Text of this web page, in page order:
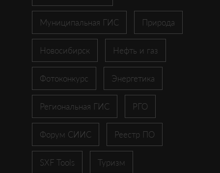
Муниципальная ГИС Природа
Новосибирск Нефть и газ
Фотоконкурс Энергетика
Региональная ГИС РГО
Форум СИИС Реестр ПО
SXF Tools Туризм